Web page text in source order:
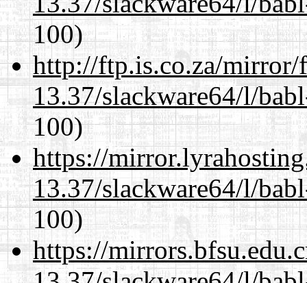
100)
http://ftp.is.co.za/mirror/
13.37/slackware64/l/
100)
https://
13.37/slackware64/l/
100)
https://